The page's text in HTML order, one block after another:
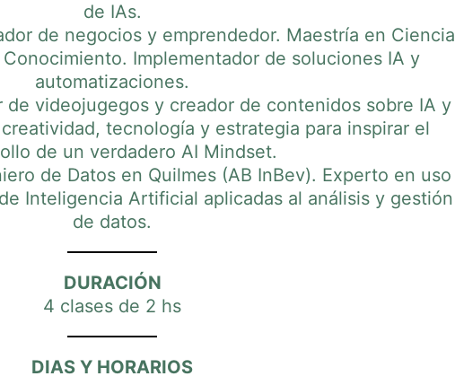
de IAs.
de negocios y emprendedor. Maestría en Ciencia
Implementador de soluciones IA y
automatizaciones.
de videojugegos y creador de contenidos sobre IA y
tecnología y estrategia para inspirar el
de un verdadero AI Mindset.
de Datos en Quilmes (AB InBev). Experto en uso
Inteligencia Artificial aplicadas al análisis y gestión
de datos.
DURACIÓN
4 clases de 2 hs
DIAS Y HORARIOS